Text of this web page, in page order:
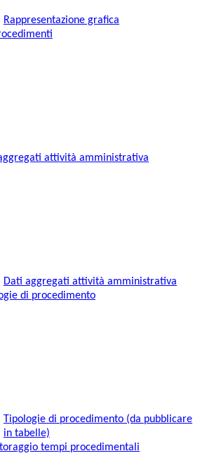
Rappresentazione grafica
attività amministrativa
Dati aggregati attività amministrativa
di procedimento
Tipologie di procedimento (da pubblicare
in tabelle)
tempi procedimentali